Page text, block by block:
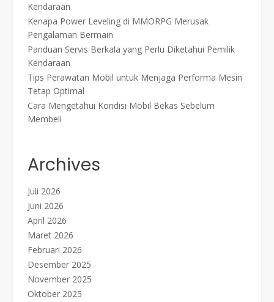
Kendaraan
Kenapa Power Leveling di MMORPG Merusak
Pengalaman Bermain
Panduan Servis Berkala yang Perlu Diketahui Pemilik
Kendaraan
Tips Perawatan Mobil untuk Menjaga Performa Mesin
Tetap Optimal
Cara Mengetahui Kondisi Mobil Bekas Sebelum
Membeli
Archives
Juli 2026
Juni 2026
April 2026
Maret 2026
Februari 2026
Desember 2025
November 2025
Oktober 2025